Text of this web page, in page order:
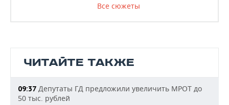
Все сюжеты
ЧИТАЙТЕ ТАКЖЕ
09:37 Депутаты ГД предложили увеличить МРОТ до
50 тыс. рублей